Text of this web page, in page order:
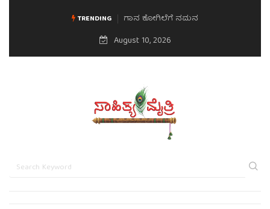
TRENDINGಗಾನ ಕೋಗಿಲೆಗೆ ನಮನ ಮನಸಿನ ಸವಿಭಾವ
August 10, 2026